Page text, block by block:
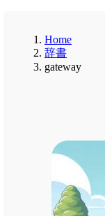
Home
辞書
gateway